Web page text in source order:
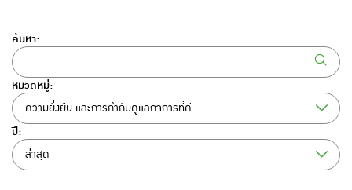
ค้นหา:
หมวดหมู่:
ความยั่งยืน และการกำกับดูแลกิจการที่ดี
ปี:
ล่าสุด